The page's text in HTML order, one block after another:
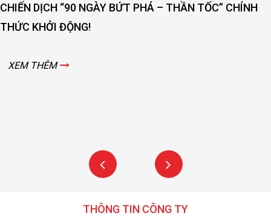
CHIẾN DỊCH “90 NGÀY BỨT PHÁ – THẦN TỐC” CHÍNH
THỨC KHỞI ĐỘNG!
XEM THÊM
THÔNG TIN CÔNG TY